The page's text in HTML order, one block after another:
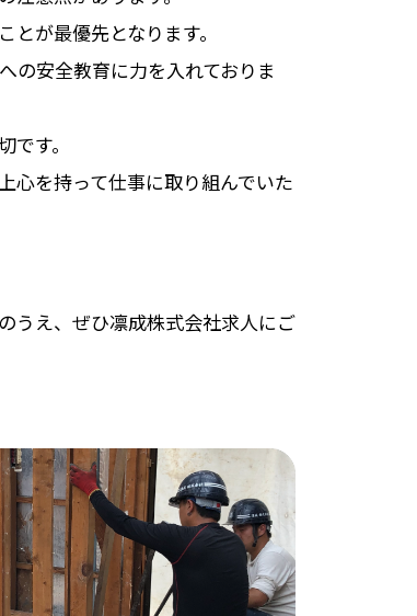
が最優先となります。
の安全教育に力を入れておりま
す。
心を持って仕事に取り組んでいた
うえ、ぜひ凛成株式会社求人にご